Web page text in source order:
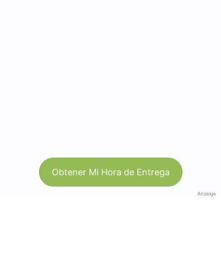
Obtener Mi Hora de Entrega
Anzeige